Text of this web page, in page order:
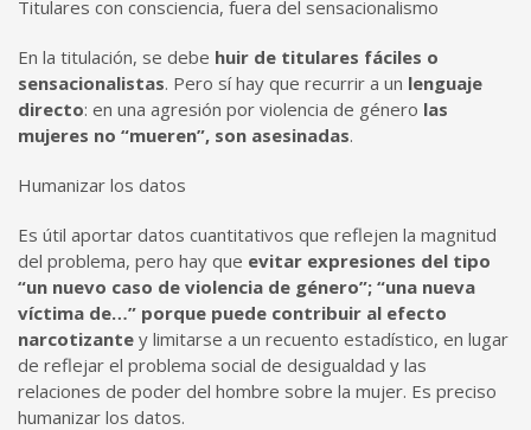
Titulares con consciencia, fuera del sensacionalismo
En la titulación, se debe huir de titulares fáciles o
sensacionalistas. Pero sí hay que recurrir a un lenguaje
directo: en una agresión por violencia de género las
mujeres no “mueren”, son asesinadas.
Humanizar los datos
Es útil aportar datos cuantitativos que reflejen la magnitud
del problema, pero hay que evitar expresiones del tipo
“un nuevo caso de violencia de género”; “una nueva
víctima de…” porque puede contribuir al efecto
narcotizante y limitarse a un recuento estadístico, en lugar
de reflejar el problema social de desigualdad y las
relaciones de poder del hombre sobre la mujer. Es preciso
humanizar los datos.